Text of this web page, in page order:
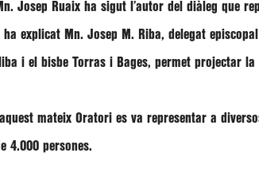
Josep Ruaix ha sigut l’autor del diàleg que
ha explicat Mn. Josep M. Riba, delegat
i el bisbe Torras i Bages, permet projectar
mateix Oratori es va representar a
4.000 persones.